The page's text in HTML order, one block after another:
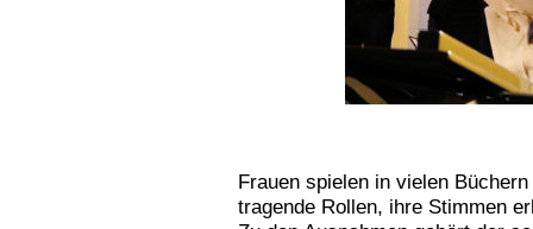
Frauen spielen in vielen
tragende Rollen, ihre Stimmen